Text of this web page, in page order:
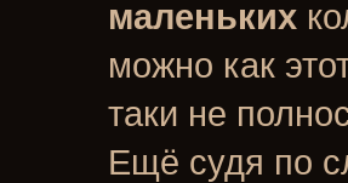
маленьких
можно как
таки не
Ещё судя по